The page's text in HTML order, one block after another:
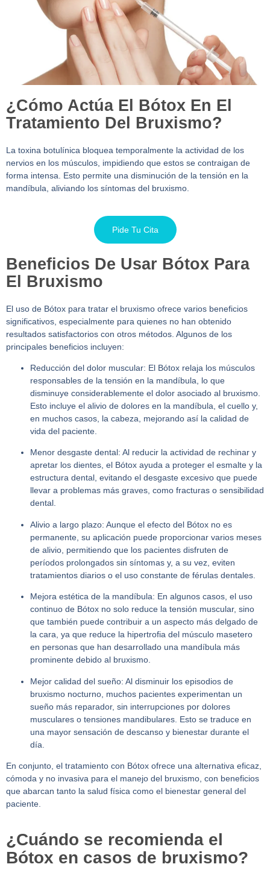
¿Cómo Actúa El Bótox En El
Tratamiento Del Bruxismo?
La toxina botulínica bloquea temporalmente la actividad de los
nervios en los músculos, impidiendo que estos se contraigan de
forma intensa. Esto permite una disminución de la tensión en la
mandíbula, aliviando los síntomas del bruxismo.
Pide Tu Cita
Beneficios De Usar Bótox Para
El Bruxismo
El uso de Bótox para tratar el bruxismo ofrece varios beneficios
significativos, especialmente para quienes no han obtenido
resultados satisfactorios con otros métodos. Algunos de los
principales beneficios incluyen:
Reducción del dolor muscular: El Bótox relaja los músculos
responsables de la tensión en la mandíbula, lo que
disminuye considerablemente el dolor asociado al bruxismo.
Esto incluye el alivio de dolores en la mandíbula, el cuello y,
en muchos casos, la cabeza, mejorando así la calidad de
vida del paciente.
Menor desgaste dental: Al reducir la actividad de rechinar y
apretar los dientes, el Bótox ayuda a proteger el esmalte y la
estructura dental, evitando el desgaste excesivo que puede
llevar a problemas más graves, como fracturas o sensibilidad
dental.
Alivio a largo plazo: Aunque el efecto del Bótox no es
permanente, su aplicación puede proporcionar varios meses
de alivio, permitiendo que los pacientes disfruten de
períodos prolongados sin síntomas y, a su vez, eviten
tratamientos diarios o el uso constante de férulas dentales.
Mejora estética de la mandíbula: En algunos casos, el uso
continuo de Bótox no solo reduce la tensión muscular, sino
que también puede contribuir a un aspecto más delgado de
la cara, ya que reduce la hipertrofia del músculo masetero
en personas que han desarrollado una mandíbula más
prominente debido al bruxismo.
Mejor calidad del sueño: Al disminuir los episodios de
bruxismo nocturno, muchos pacientes experimentan un
sueño más reparador, sin interrupciones por dolores
musculares o tensiones mandibulares. Esto se traduce en
una mayor sensación de descanso y bienestar durante el
día.
En conjunto, el tratamiento con Bótox ofrece una alternativa eficaz,
cómoda y no invasiva para el manejo del bruxismo, con beneficios
que abarcan tanto la salud física como el bienestar general del
paciente.
¿Cuándo se recomienda el
Bótox en casos de bruxismo?